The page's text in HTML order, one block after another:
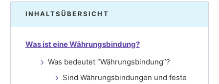
INHALTSÜBERSICHT
Was ist eine Währungsbindung?
Was bedeutet “Währungsbindung”?
Sind Währungsbindungen und feste